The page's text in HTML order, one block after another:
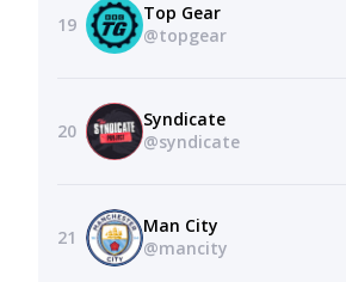
19
Top Gear
@topgear
20
Syndicate
@syndicate
21
Man City
@mancity